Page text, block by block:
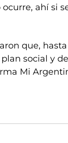
ahí si
que, hasta
social y
Mi